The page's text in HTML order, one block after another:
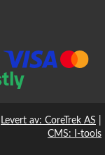
Levert av: CoreTrek AS
CMS: I-tools